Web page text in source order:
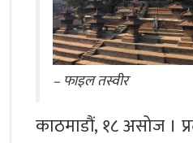
– फाइल तस्वीर
काठमाडौं, १८ असोज ।